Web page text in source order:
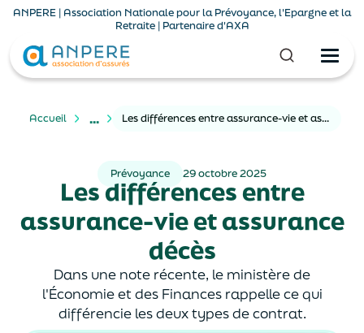
ANPERE | Association Nationale pour la Prévoyance, l'Epargne et la
Retraite | Partenaire d'AXA
Accueil ... Les différences entre assurance-vie et assurance décès
Prévoyance 29 octobre 2025
Les différences entre
assurance-vie et assurance
décès
Dans une note récente, le ministère de
l'Économie et des Finances rappelle ce qui
différencie les deux types de contrat.